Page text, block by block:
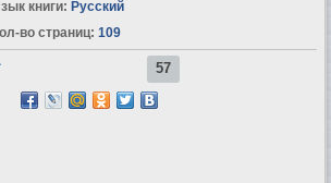
книги: Русский
во страниц: 109
57